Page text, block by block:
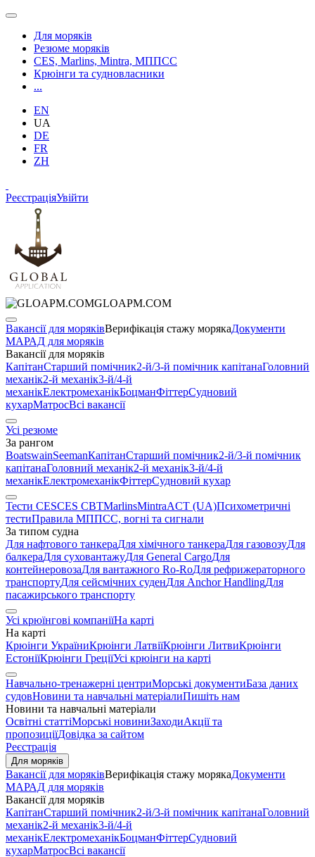
Для моряків
Резюме моряків
CES, Marlins, Mintra, МППСС
Крюінги та судновласники
...
EN
UA
DE
FR
ZH
РеєстраціяУвійти
GLOAPM.COM
Вакансії для моряківВерифікація стажу морякаДокументи
МАРАД для моряків
Вакансії для моряків
КапітанСтарший помічник2-й/3-й помічник капітанаГоловний
механік2-й механік3-й/4-й
механікЕлектромеханікБоцманФіттерСудновий
кухарМатросВсі вакансії
Усі резюме
За рангом
BoatswainSeemanКапітанСтарший помічник2-й/3-й помічник
капітанаГоловний механік2-й механік3-й/4-й
механікЕлектромеханікФіттерСудновий кухар
Тести CESCES CBTMarlinsMintraACT (UA)Психометричні
тестиПравила МППСС, вогні та сигнали
За типом судна
Для нафтового танкераДля хімічного танкераДля газовозуДля
балкераДля суховантажуДля General CargoДля
контейнеровозаДля вантажного Ro-RoДля рефрижераторного
транспортуДля сейсмічних суденДля Anchor HandlingДля
пасажирського транспорту
Усі крюїнгові компаніїНа карті
На карті
Крюінги УкраїниКрюінги ЛатвіїКрюінги ЛитвиКрюінги
ЕстоніїКрюінги ГреціїУсі крюінги на карті
Навчально-тренажерні центриМорські документиБаза даних
судовНовини та навчальні матеріалиПишіть нам
Новини та навчальні матеріали
Освітні статтіМорські новиниЗаходиАкції та
пропозиціїДовідка за сайтом
Реєстрація
Для моряків
Вакансії для моряківВерифікація стажу морякаДокументи
МАРАД для моряків
Вакансії для моряків
КапітанСтарший помічник2-й/3-й помічник капітанаГоловний
механік2-й механік3-й/4-й
механікЕлектромеханікБоцманФіттерСудновий
кухарМатросВсі вакансії